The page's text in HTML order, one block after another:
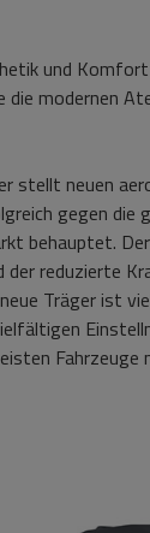
und Komfort
die modernen
stellt neuen
gegen die
behauptet.
der reduzierte
Träger ist
Fahrzeuge